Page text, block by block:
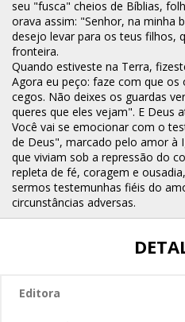
seu "fusca" cheios de Bíblias,
orava assim: "Senhor, na minha
desejo levar para os teus filhos,
fronteira.
Quando estiveste na Terra,
Agora eu peço: faze com que
cegos. Não deixes os guardas
queres que eles vejam". E Deus
Você vai se emocionar com o
de Deus", marcado pelo amor à
que viviam sob a repressão do
repleta de fé, coragem e
sermos testemunhas fiéis do
circunstâncias adversas.
Editora